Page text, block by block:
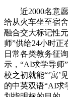
近2000名意愿
给从火车坐至宿
融合交大标记性
师”供给24小时正
日常各类教务征
示，“AI求学导师
校之初就能“‘寓’
的中英双语“AI求